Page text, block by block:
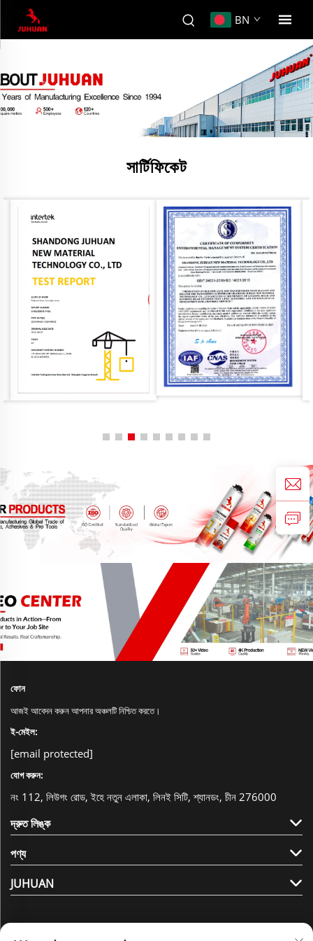
BN
সার্টিফিকেট
ফোন
আজই আবেদন করুন আপনার অঞ্চলটি নিশ্চিত করতে।
ই-মেইল:
[email protected]
যোগ করুন:
নং 112, লিউগং রোড, ইহে নতুন এলাকা, লিনই সিটি, শ্যানডং, চীন 276000
দ্রুত লিঙ্ক
পণ্য
JUHUAN